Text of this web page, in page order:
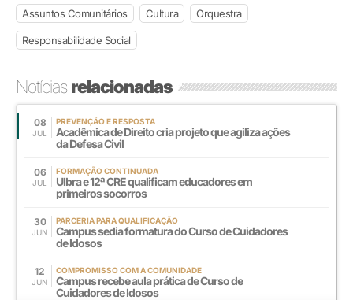
Assuntos Comunitários Cultura Orquestra
Responsabilidade Social
Notíciasrelacionadas
08
JUL
PREVENÇÃO E RESPOSTA
Acadêmica de Direito cria projeto que agiliza ações
da Defesa Civil
06
JUL
FORMAÇÃO CONTINUADA
Ulbra e 12ª CRE qualificam educadores em
primeiros socorros
30
JUN
PARCERIA PARA QUALIFICAÇÃO
Campus sedia formatura do Curso de Cuidadores
de Idosos
12
JUN
COMPROMISSO COM A COMUNIDADE
Campus recebe aula prática de Curso de
Cuidadores de Idosos